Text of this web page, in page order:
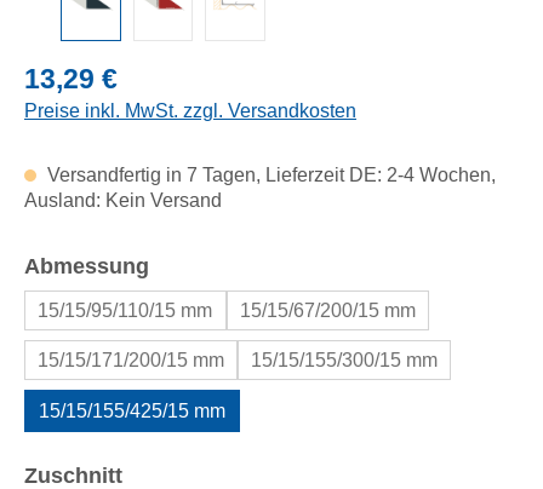
Regulärer Preis:
13,29 €
Preise inkl. MwSt. zzgl. Versandkosten
Versandfertig in 7 Tagen, Lieferzeit DE: 2-4 Wochen,
Ausland: Kein Versand
Abmessung
15/15/95/110/15 mm 15/15/67/200/15 mm
15/15/171/200/15 mm 15/15/155/300/15 mm
15/15/155/425/15 mm
Zuschnittauswählen